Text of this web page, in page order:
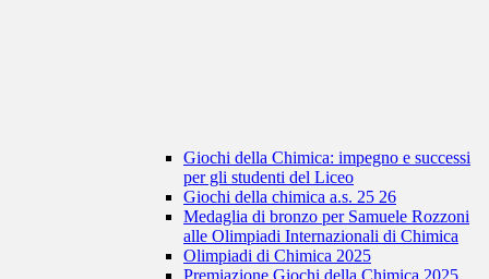
Giochi della Chimica: impegno e successi
per gli studenti del Liceo
Giochi della chimica a.s. 25 26
Medaglia di bronzo per Samuele Rozzoni
alle Olimpiadi Internazionali di Chimica
Olimpiadi di Chimica 2025